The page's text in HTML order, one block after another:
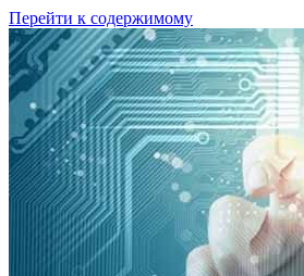
Перейти к содержимому